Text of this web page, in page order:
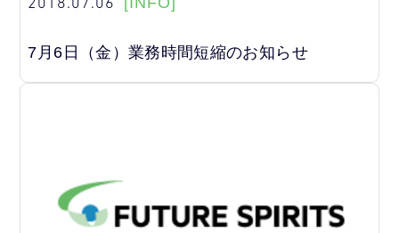
7月6日（金）業務時間短縮のお知らせ